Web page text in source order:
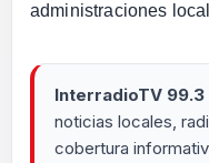
administraciones
InterradioTV 99.3
noticias locales,
cobertura